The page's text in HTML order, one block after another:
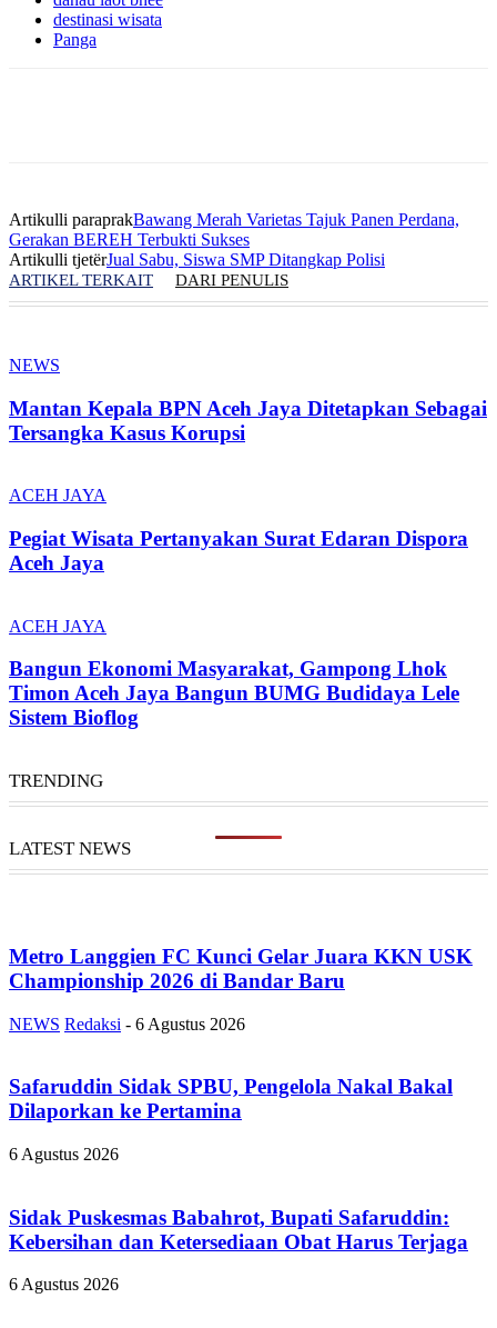
destinasi wisata
Panga
Artikulli paraprakBawang Merah Varietas Tajuk Panen Perdana,
Gerakan BEREH Terbukti Sukses
Artikulli tjetërJual Sabu, Siswa SMP Ditangkap Polisi
ARTIKEL TERKAIT DARI PENULIS
NEWS
Mantan Kepala BPN Aceh Jaya Ditetapkan Sebagai
Tersangka Kasus Korupsi
ACEH JAYA
Pegiat Wisata Pertanyakan Surat Edaran Dispora
Aceh Jaya
ACEH JAYA
Bangun Ekonomi Masyarakat, Gampong Lhok
Timon Aceh Jaya Bangun BUMG Budidaya Lele
Sistem Bioflog
TRENDING
LATEST NEWS
Metro Langgien FC Kunci Gelar Juara KKN USK
Championship 2026 di Bandar Baru
NEWS Redaksi - 6 Agustus 2026
Safaruddin Sidak SPBU, Pengelola Nakal Bakal
Dilaporkan ke Pertamina
6 Agustus 2026
Sidak Puskesmas Babahrot, Bupati Safaruddin:
Kebersihan dan Ketersediaan Obat Harus Terjaga
6 Agustus 2026